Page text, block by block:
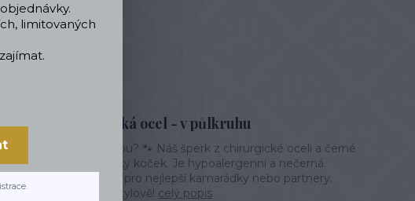
Kočičí náramek
kočkou chirurgická ocel - v půlkruhu
náramek s kočkou? 🐾 Náš šperk z chirurgické oceli a černé
dárek pro milovníky koček. Je hypoalergenní a nečerná.
i jako párové náramky pro nejlepší kamarádky nebo partnery.
lásku ke kočkám stylově! celý popis
limitovaných